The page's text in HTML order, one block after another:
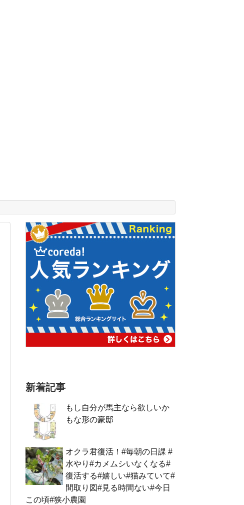
新着記事
もし自分が馬主なら欲しいか
もな形の豪邸
オクラ君復活！#毎朝の日課 #
水やり#カメムシいなくなる#
復活する#嬉しい#猫みていて#
間取り図#見る時間ない#今日
この頃#狭小農園